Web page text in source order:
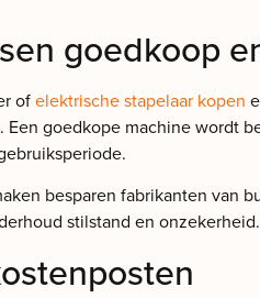
goedkoop
ofelektrische stapelaar kopen
goedkope machine wordt
besparen fabrikanten van
stilstand en